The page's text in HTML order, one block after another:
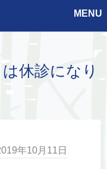
MENU
休診になり
年10月11日